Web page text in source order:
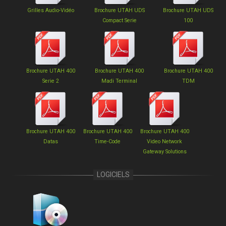
Grilles Audio-Vidéo
Brochure UTAH UDS
Compact Serie
Brochure UTAH UDS
100
Brochure UTAH 400
Serie 2
Brochure UTAH 400
Madi Terminal
Brochure UTAH 400
TDM
Brochure UTAH 400
Datas
Brochure UTAH 400
Time-Code
Brochure UTAH 400
Video Network
Gateway Solutions